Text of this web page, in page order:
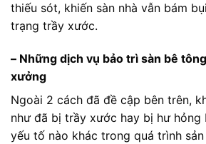
thiếu sót, khiến sàn nhà vẫn bám
trạng trầy xước.
– Những dịch vụ bảo trì sàn bê
xưởng
Ngoài 2 cách đã đề cập bên trên,
như đã bị trầy xước hay bị hư hỏng
yếu tố nào khác trong quá trình